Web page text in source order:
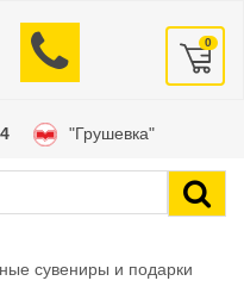
0
"Грушевка"
сувениры и подарки